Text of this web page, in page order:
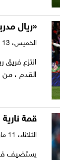
«ريال
الخميس،
انتزع فريق
القدم ، من
قمة
الثلاثاء،
يستضيف